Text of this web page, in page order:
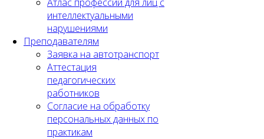
интеллектуальными
нарушениями
Преподавателям
Заявка на автотранспорт
Аттестация
педагогических
работников
Согласие на обработку
персональных данных по
практикам